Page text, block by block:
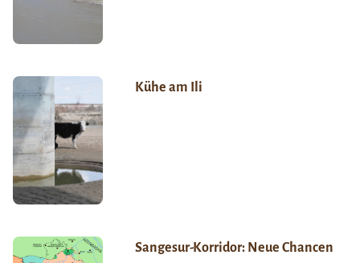
Kühe am Ili
Sangesur-Korridor: Neue Chancen